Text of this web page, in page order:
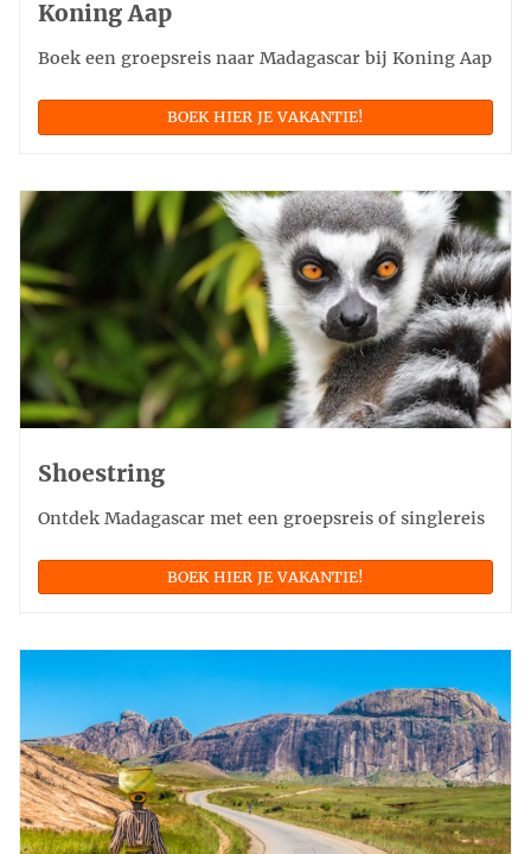
Koning Aap
Boek een groepsreis naar Madagascar bij Koning Aap
BOEK HIER JE VAKANTIE!
Shoestring
Ontdek Madagascar met een groepsreis of singlereis
BOEK HIER JE VAKANTIE!